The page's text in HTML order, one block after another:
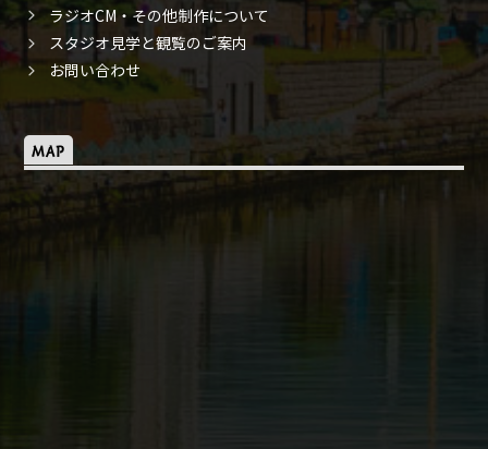
ラジオCM・その他制作について
スタジオ見学と観覧のご案内
お問い合わせ
MAP